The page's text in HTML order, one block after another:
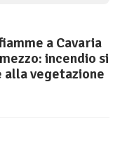
a Cavaria
incendio si
alla vegetazione